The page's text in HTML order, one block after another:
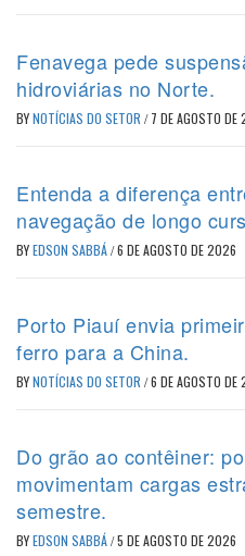
Fenavega pede
hidroviárias no Norte.
BYNOTÍCIAS DO SETOR / 7 DE AGOSTO
Entenda a diferença
navegação de longo
BYEDSON SABBÁ/6 DE AGOSTO DE 2026
Porto Piauí envia
ferro para a China.
BYNOTÍCIAS DO SETOR /6 DE AGOSTO
Do grão ao contêiner:
movimentam cargas
semestre.
BYEDSON SABBÁ/5 DE AGOSTO DE 2026